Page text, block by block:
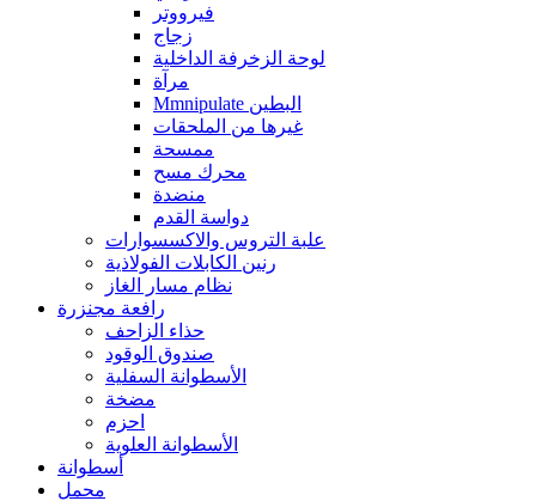
فيرووتر
زجاج
لوحة الزخرفة الداخلية
مرآة
Mmnipulate البطين
غيرها من الملحقات
ممسحة
محرك مسح
منضدة
دواسة القدم
علبة التروس والاكسسوارات
رنين الكابلات الفولاذية
نظام مسار الغاز
رافعة مجنزرة
حذاء الزاحف
صندوق الوقود
الأسطوانة السفلية
مضخة
احزم
الأسطوانة العلوية
أسطوانة
محمل